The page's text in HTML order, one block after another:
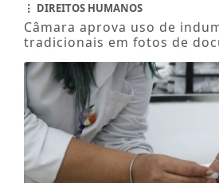
DIREITOS HUMANOS
Câmara aprova uso de
tradicionais em fotos de